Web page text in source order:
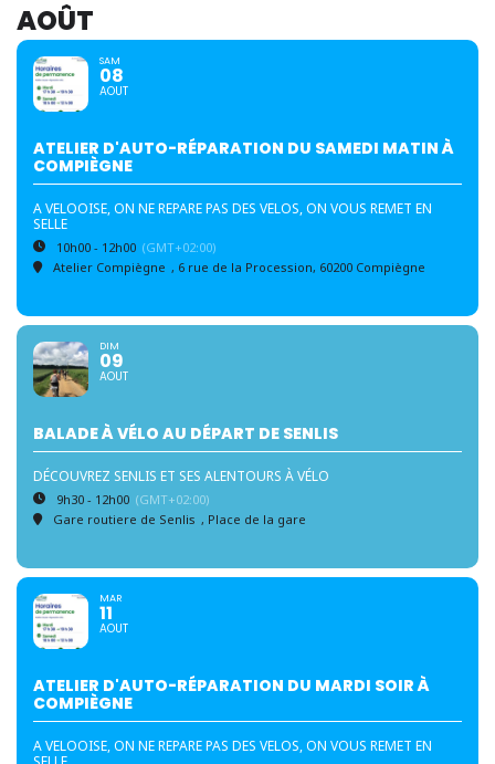
AOÛT
SAM
08
AOUT
ATELIER D'AUTO-RÉPARATION DU SAMEDI MATIN À
COMPIÈGNE
A VELOOISE, ON NE REPARE PAS DES VELOS, ON VOUS REMET EN
SELLE
10h00 - 12h00 (GMT+02:00)
Atelier Compiègne , 6 rue de la Procession, 60200 Compiègne
DIM
09
AOUT
BALADE À VÉLO AU DÉPART DE SENLIS
DÉCOUVREZ SENLIS ET SES ALENTOURS À VÉLO
9h30 - 12h00 (GMT+02:00)
Gare routiere de Senlis , Place de la gare
MAR
11
AOUT
ATELIER D'AUTO-RÉPARATION DU MARDI SOIR À
COMPIÈGNE
A VELOOISE, ON NE REPARE PAS DES VELOS, ON VOUS REMET EN